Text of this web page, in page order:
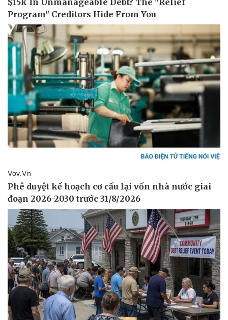
Thể thao
Bóng đá
Lịch thi đấu bóng đá
eSports
Ô tô - Xe máy
Ô tô
Xe máy
Tư vấn